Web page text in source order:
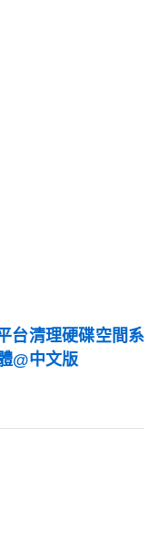
台清理硬碟空間系
@中文版